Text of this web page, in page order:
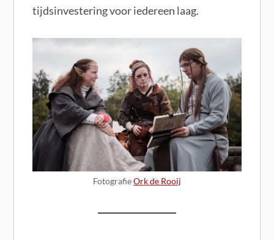
tijdsinvestering voor iedereen laag.
FotografieOrk de Rooij